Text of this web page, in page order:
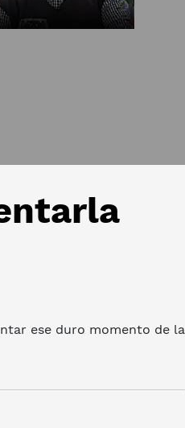
Video
ese duro momento de la